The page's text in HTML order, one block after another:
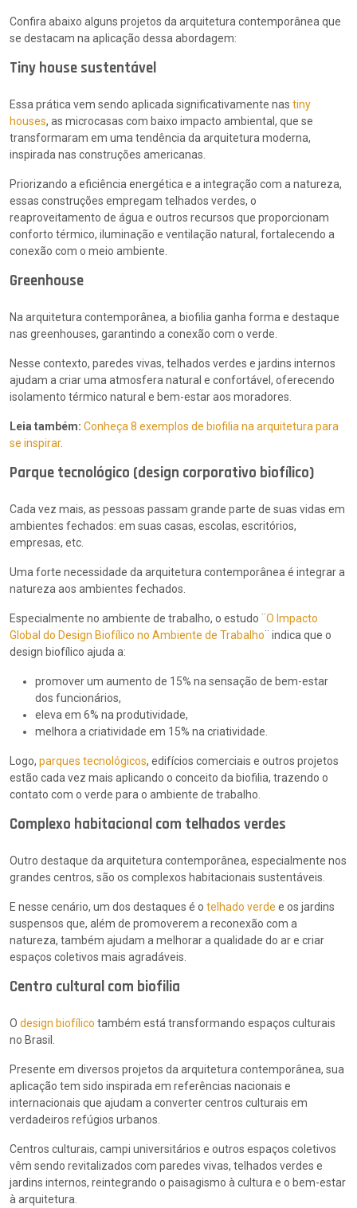
Confira abaixo alguns projetos da arquitetura contemporânea que
se destacam na aplicação dessa abordagem:
Tiny house sustentável
Essa prática vem sendo aplicada significativamente nas tiny
houses, as microcasas com baixo impacto ambiental, que se
transformaram em uma tendência da arquitetura moderna,
inspirada nas construções americanas.
Priorizando a eficiência energética e a integração com a natureza,
essas construções empregam telhados verdes, o
reaproveitamento de água e outros recursos que proporcionam
conforto térmico, iluminação e ventilação natural, fortalecendo a
conexão com o meio ambiente.
Greenhouse
Na arquitetura contemporânea, a biofilia ganha forma e destaque
nas greenhouses, garantindo a conexão com o verde.
Nesse contexto, paredes vivas, telhados verdes e jardins internos
ajudam a criar uma atmosfera natural e confortável, oferecendo
isolamento térmico natural e bem-estar aos moradores.
Leia também: Conheça 8 exemplos de biofilia na arquitetura para
se inspirar.
Parque tecnológico (design corporativo biofílico)
Cada vez mais, as pessoas passam grande parte de suas vidas em
ambientes fechados: em suas casas, escolas, escritórios,
empresas, etc.
Uma forte necessidade da arquitetura contemporânea é integrar a
natureza aos ambientes fechados.
Especialmente no ambiente de trabalho, o estudo ¨O Impacto
Global do Design Biofílico no Ambiente de Trabalho¨ indica que o
design biofílico ajuda a:
promover um aumento de 15% na sensação de bem-estar
dos funcionários,
eleva em 6% na produtividade,
melhora a criatividade em 15% na criatividade.
Logo, parques tecnológicos, edifícios comerciais e outros projetos
estão cada vez mais aplicando o conceito da biofilia, trazendo o
contato com o verde para o ambiente de trabalho.
Complexo habitacional com telhados verdes
Outro destaque da arquitetura contemporânea, especialmente nos
grandes centros, são os complexos habitacionais sustentáveis.
E nesse cenário, um dos destaques é o telhado verde e os jardins
suspensos que, além de promoverem a reconexão com a
natureza, também ajudam a melhorar a qualidade do ar e criar
espaços coletivos mais agradáveis.
Centro cultural com biofilia
O design biofílico também está transformando espaços culturais
no Brasil.
Presente em diversos projetos da arquitetura contemporânea, sua
aplicação tem sido inspirada em referências nacionais e
internacionais que ajudam a converter centros culturais em
verdadeiros refúgios urbanos.
Centros culturais, campi universitários e outros espaços coletivos
vêm sendo revitalizados com paredes vivas, telhados verdes e
jardins internos, reintegrando o paisagismo à cultura e o bem-estar
à arquitetura.